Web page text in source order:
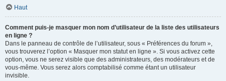
Haut
Comment puis-je masquer mon nom d’utilisateur de la liste des utilisateurs
en ligne ?
Dans le panneau de contrôle de l’utilisateur, sous « Préférences du forum »,
vous trouverez l’option « Masquer mon statut en ligne ». Si vous activez cette
option, vous ne serez visible que des administrateurs, des modérateurs et de
vous-même. Vous serez alors comptabilisé comme étant un utilisateur
invisible.